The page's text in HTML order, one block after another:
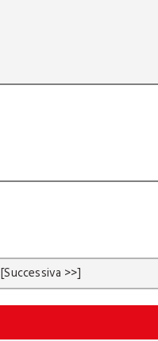
[Successiva >>]